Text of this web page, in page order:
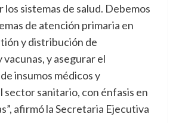
sistemas de salud. Debemos
de atención primaria en
y distribución de
y asegurar el
insumos médicos y
sector sanitario, con énfasis en
afirmó la Secretaria Ejecutiva